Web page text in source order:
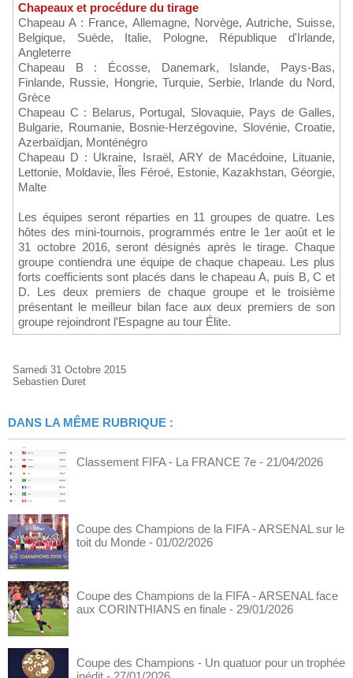
Chapeaux et procédure du tirage
Chapeau A : France, Allemagne, Norvège, Autriche, Suisse,
Belgique, Suède, Italie, Pologne, République d'Irlande,
Angleterre
Chapeau B : Écosse, Danemark, Islande, Pays-Bas,
Finlande, Russie, Hongrie, Turquie, Serbie, Irlande du Nord,
Grèce
Chapeau C : Belarus, Portugal, Slovaquie, Pays de Galles,
Bulgarie, Roumanie, Bosnie-Herzégovine, Slovénie, Croatie,
Azerbaïdjan, Monténégro
Chapeau D : Ukraine, Israël, ARY de Macédoine, Lituanie,
Lettonie, Moldavie, Îles Féroé, Estonie, Kazakhstan, Géorgie,
Malte
Les équipes seront réparties en 11 groupes de quatre. Les
hôtes des mini-tournois, programmés entre le 1er août et le
31 octobre 2016, seront désignés après le tirage. Chaque
groupe contiendra une équipe de chaque chapeau. Les plus
forts coefficients sont placés dans le chapeau A, puis B, C et
D. Les deux premiers de chaque groupe et le troisième
présentant le meilleur bilan face aux deux premiers de son
groupe rejoindront l'Espagne au tour Élite.
Samedi 31 Octobre 2015
Sebastien Duret
DANS LA MÊME RUBRIQUE :
Classement FIFA - La FRANCE 7e - 21/04/2026
Coupe des Champions de la FIFA - ARSENAL sur le
toit du Monde - 01/02/2026
Coupe des Champions de la FIFA - ARSENAL face
aux CORINTHIANS en finale - 29/01/2026
Coupe des Champions - Un quatuor pour un trophée